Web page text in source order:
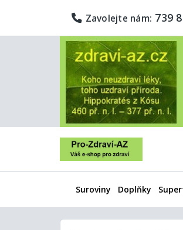
Zavolejte nám: 739
Suroviny Doplňky